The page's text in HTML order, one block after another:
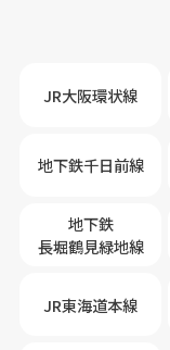
JR大阪環状線
地下鉄千日前線
地下鉄
長堀鶴見緑地線
JR東海道本線